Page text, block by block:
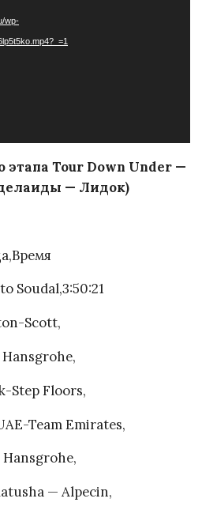
wp-
этапа Tour Down Under —
— Лидок)
Soudal,3:50:21
Scott,
Step Floors,
Team Emirates,
— Alpecin,